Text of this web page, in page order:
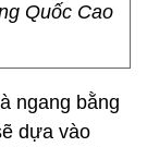
Quốc Cao
ngang bằng
dựa vào